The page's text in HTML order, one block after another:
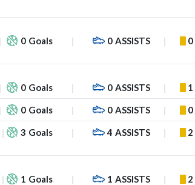
0 Goals 0 ASSISTS 0
0 Goals 0 ASSISTS 1
0 Goals 0 ASSISTS 0
3 Goals 4 ASSISTS 2
1 Goals 1 ASSISTS 2